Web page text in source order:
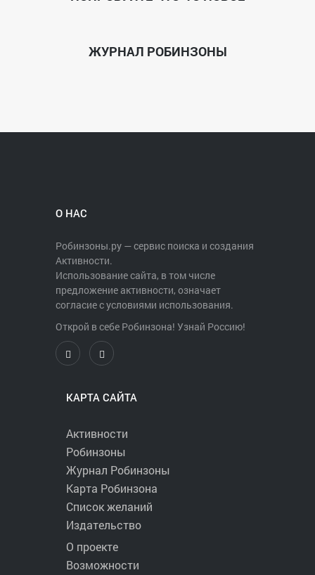
ЖУРНАЛ РОБИНЗОНЫ
О НАС
Робинзоны.ру — сервис поиска и создания
Активности.
Использование сайта, в том числе
предложение активности, означает
согласие с условиями использования.
Открой в себе Робинзона! Узнай Россию!
КАРТА САЙТА
Активности
Робинзоны
Журнал Робинзоны
Карта Робинзона
Список желаний
Издательство
О проекте
Возможности